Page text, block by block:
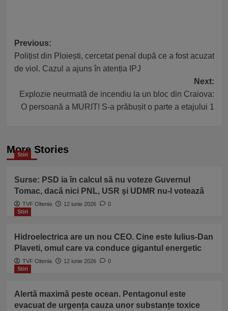
Post
navigation
Previous:
Polițist din Ploiești, cercetat penal după ce a fost acuzat
de viol. Cazul a ajuns în atenția IPJ
Next:
Explozie neurmată de incendiu la un bloc din Craiova:
O persoană a MURIT! S-a prăbușit o parte a etajului 1
More Stories
Stiri
Surse: PSD ia în calcul să nu voteze Guvernul
Tomac, dacă nici PNL, USR şi UDMR nu-l votează
TVF Oltenia 12 iunie 2026
0
Stiri
Hidroelectrica are un nou CEO. Cine este Iulius-Dan
Plaveti, omul care va conduce gigantul energetic
TVF Oltenia 12 iunie 2026
0
Stiri
Alertă maximă peste ocean. Pentagonul este
evacuat de urgența cauza unor substanțe toxice